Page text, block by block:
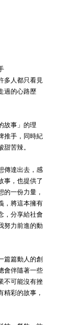
多人都只看見
過的心路歷
故事」的理
推手，同時紀
苦辣。
傳達出去，感
事，也提供了
的一份力量，
，將這本擁有
，分享給社會
努力前進的動
篇篇動人的創
會伴隨著一些
不可能沒有挫
精彩的故事，